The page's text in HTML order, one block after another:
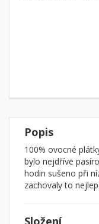
Popis
100% ovocné
bylo nejdříve
hodin sušeno při
zachovaly to
Složení